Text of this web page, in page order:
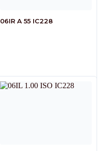
06IR A 55 IC228